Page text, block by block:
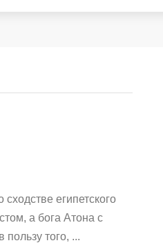
египетского
а бога Атона с
того, ...